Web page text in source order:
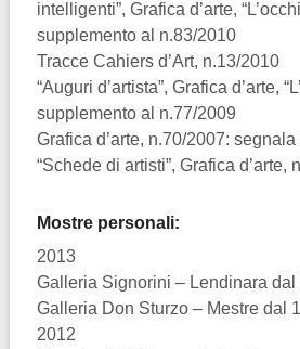
intelligenti”, Grafica d’arte,
supplemento al n.83/2010
Tracce Cahiers d’Art, n.13/2010
“Auguri d’artista”, Grafica d’arte,
supplemento al n.77/2009
Grafica d’arte, n.70/2007: segnala
“Schede di artisti”, Grafica d’arte,
Mostre personali:
2013
Galleria Signorini – Lendinara dal
Galleria Don Sturzo – Mestre dal
2012